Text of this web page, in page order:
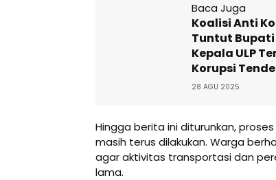
Baca Juga
Koalisi Anti
Tuntut
Kepala ULP
Korupsi
28 AGU 2025
Hingga berita ini diturunkan,
masih terus dilakukan. Warga
agar aktivitas transportasi dan
lama.